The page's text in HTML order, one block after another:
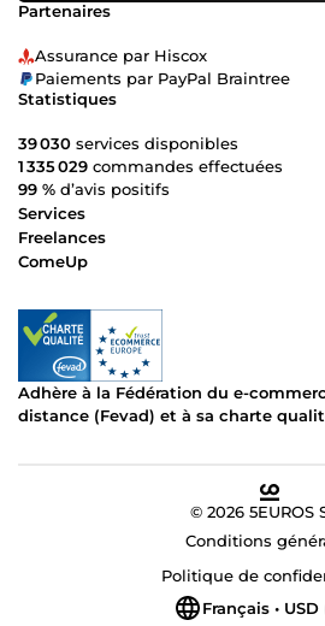
Partenaires
Assurance par Hiscox
Paiements par PayPal Braintree
Statistiques
39 030 services disponibles
1 335 029 commandes effectuées
99 % d’avis positifs
Services
Freelances
ComeUp
Adhère à la Fédération du e-
distance (Fevad) et à sa charte
© 2026 5EUROS
Conditions
Politique de
Français • USD